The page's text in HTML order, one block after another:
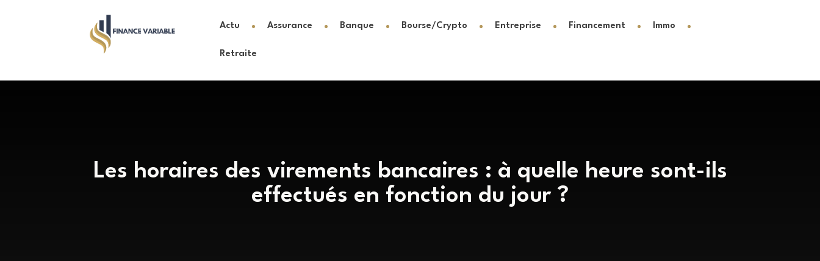
Actu Assurance Banque Bourse/Crypto Entreprise Financement Immo
Retraite
Les horaires des virements bancaires : à quelle heure sont-ils
effectués en fonction du jour ?